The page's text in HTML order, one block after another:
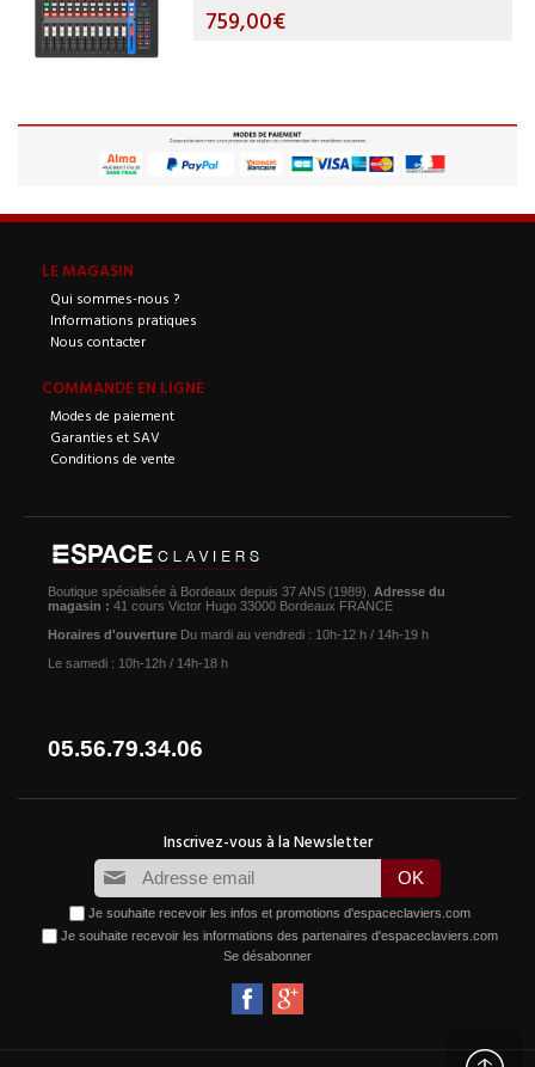
759,00€
LE MAGASIN
Qui sommes-nous ?
Informations pratiques
Nous contacter
COMMANDE EN LIGNE
Modes de paiement
Garanties et SAV
Conditions de vente
Boutique spécialisée à Bordeaux depuis 37 ANS (1989). Adresse du
magasin : 41 cours Victor Hugo 33000 Bordeaux FRANCE
Horaires d'ouverture Du mardi au vendredi : 10h-12 h / 14h-19 h
Le samedi : 10h-12h / 14h-18 h
05.56.79.34.06
Je souhaite recevoir les infos et promotions d'espaceclaviers.com
Je souhaite recevoir les informations des partenaires d'espaceclaviers.com
Se désabonner